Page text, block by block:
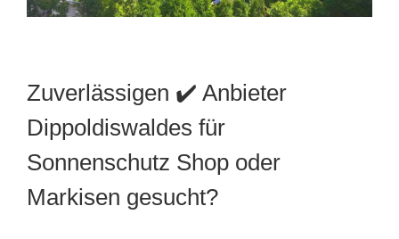
Zuverlässigen ✔️ Anbieter
Dippoldiswaldes für
Sonnenschutz Shop oder
Markisen gesucht?